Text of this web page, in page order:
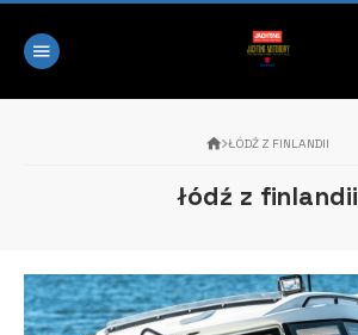
ŁÓDŹ Z FINLANDII
łódź z finlandii